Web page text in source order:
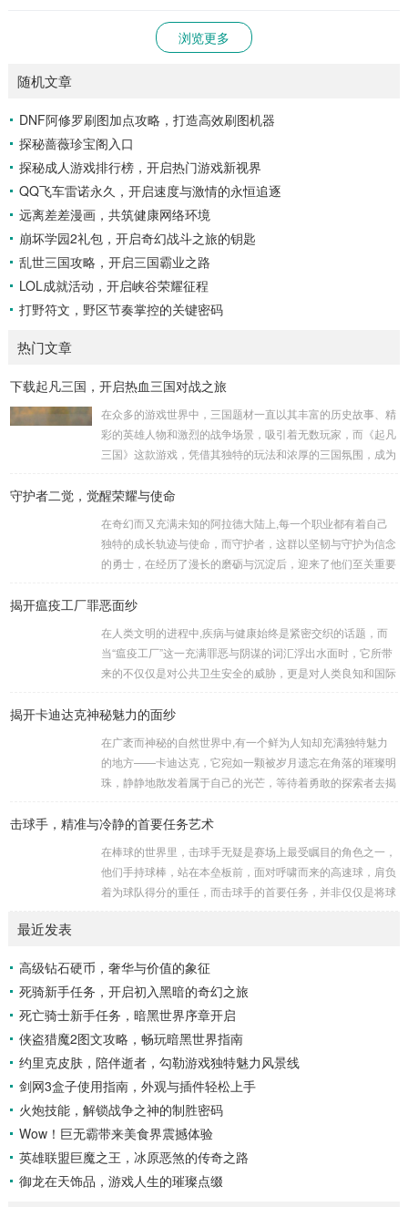
浏览更多
随机文章
DNF阿修罗刷图加点攻略，打造高效刷图机器
探秘蔷薇珍宝阁入口
探秘成人游戏排行榜，开启热门游戏新视界
QQ飞车雷诺永久，开启速度与激情的永恒追逐
远离差差漫画，共筑健康网络环境
崩坏学园2礼包，开启奇幻战斗之旅的钥匙
乱世三国攻略，开启三国霸业之路
LOL成就活动，开启峡谷荣耀征程
打野符文，野区节奏掌控的关键密码
热门文章
下载起凡三国，开启热血三国对战之旅
在众多的游戏世界中，三国题材一直以其丰富的历史故事、精
彩的英雄人物和激烈的战争场景，吸引着无数玩家，而《起凡
三国》这款游戏，凭借其独特的玩法和浓厚的三国氛围，成为
何进行起凡三国下载,开启一段热血的三国对战之旅。 《起凡
以化身为三国时期的知名将领，如勇猛无双的吕布、足智多谋
的诸葛亮、忠义双全的关羽等，率领自己的军队在战场上冲锋
陷阵、排兵布阵，游戏中的每一场战斗都充满了变...
守护者二觉，觉醒荣耀与使命
在奇幻而又充满未知的阿拉德大陆上,每一个职业都有着自己
独特的成长轨迹与使命，而守护者，这群以坚韧与守护为信念
的勇士，在经历了漫长的磨砺与沉淀后，迎来了他们至关重要
大陆的那一刻起，便肩负着守护的重任，他们身躯魁梧，手持
来自各方的邪恶势力，最初，他们凭借着基础的技能和坚定的
意志，在一次次战斗中积累着经验，不断成长，无论是在阴森
恐怖的地下墓穴，还是在战火纷飞的前线战场，守...
揭开瘟疫工厂罪恶面纱
在人类文明的进程中,疾病与健康始终是紧密交织的话题，而
当“瘟疫工厂”这一充满罪恶与阴谋的词汇浮出水面时，它所带
来的不仅仅是对公共卫生安全的威胁，更是对人类良知和国际
是一些别有用心的势力为了实现其不可告人的目的，秘密设立
科学研究的外衣，实则干着违背人道、危害全球的勾当。 从
历史上看,生物武器的使用曾经给人类带来过惨痛的教训，在
战争时期，某些国家就曾利用细菌、病毒...
揭开卡迪达克神秘魅力的面纱
在广袤而神秘的自然世界中,有一个鲜为人知却充满独特魅力
的地方——卡迪达克，它宛如一颗被岁月遗忘在角落的璀璨明
珠，静静地散发着属于自己的光芒，等待着勇敢的探索者去揭
复杂多样的地形地貌，高耸入云的山脉连绵起伏，像是大自然
照耀下闪耀着刺眼的银光，仿佛是大自然赐予这片土地的皇
冠，而山脚下，则是一片郁郁葱葱的森林，森林里树木种类繁
多，高大的乔木遮天蔽日，阳光只能透过枝叶的缝隙...
击球手，精准与冷静的首要任务艺术
在棒球的世界里，击球手无疑是赛场上最受瞩目的角色之一，
他们手持球棒，站在本垒板前，面对呼啸而来的高速球，肩负
着为球队得分的重任，而击球手的首要任务，并非仅仅是将球
滑球，击球手需要在极短的时间内，准确判断球的速度、方向
和落点，然后调整自己的击球动作，这不仅要求击球手具备出
色的视力和反应能力,更需要大量的训练来培养对球...
最近发表
高级钻石硬币，奢华与价值的象征
死骑新手任务，开启初入黑暗的奇幻之旅
死亡骑士新手任务，暗黑世界序章开启
侠盗猎魔2图文攻略，畅玩暗黑世界指南
约里克皮肤，陪伴逝者，勾勒游戏独特魅力风景线
剑网3盒子使用指南，外观与插件轻松上手
火炮技能，解锁战争之神的制胜密码
Wow！巨无霸带来美食界震撼体验
英雄联盟巨魔之王，冰原恶煞的传奇之路
御龙在天饰品，游戏人生的璀璨点缀